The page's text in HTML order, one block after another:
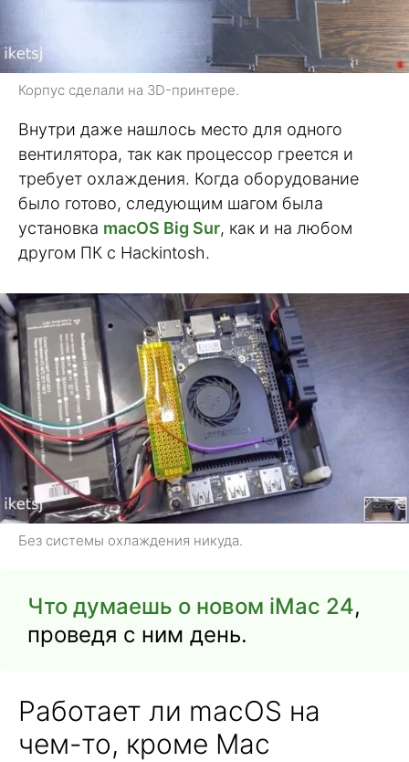
Корпус сделали на 3D-принтере.
Внутри даже нашлось место для одного
вентилятора, так как процессор греется и
требует охлаждения. Когда оборудование
было готово, следующим шагом была
установка macOS Big Sur, как и на любом
другом ПК с Hackintosh.
Без системы охлаждения никуда.
Что думаешь о новом iMac 24,
проведя с ним день.
Работает ли macOS на
чем-то, кроме Mac